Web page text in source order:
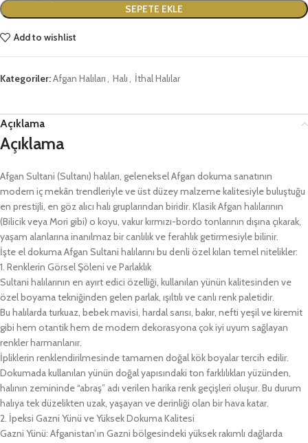
SEPETE EKLE
Add to wishlist
Kategoriler:Afgan Halıları, Halı, İthal Halılar
Açıklama
Açıklama
Afgan Sultani (Sultanı) halıları, geleneksel Afgan dokuma sanatının
modern iç mekân trendleriyle ve üst düzey malzeme kalitesiyle buluştuğu
en prestijli, en göz alıcı halı gruplarından biridir. Klasik Afgan halılarının
(Bilicik veya Mori gibi) o koyu, vakur kırmızı-bordo tonlarının dışına çıkarak,
yaşam alanlarına inanılmaz bir canlılık ve ferahlık getirmesiyle bilinir.
İşte el dokuma Afgan Sultani halılarını bu denli özel kılan temel nitelikler:
1. Renklerin Görsel Şöleni ve Parlaklık
Sultani halılarının en ayırt edici özelliği, kullanılan yünün kalitesinden ve
özel boyama tekniğinden gelen parlak, ışıltılı ve canlı renk paletidir.
Bu halılarda turkuaz, bebek mavisi, hardal sarısı, bakır, nefti yeşil ve kiremit
gibi hem otantik hem de modern dekorasyona çok iyi uyum sağlayan
renkler harmanlanır.
İpliklerin renklendirilmesinde tamamen doğal kök boyalar tercih edilir.
Dokumada kullanılan yünün doğal yapısındaki ton farklılıkları yüzünden,
halının zemininde “abraş” adı verilen harika renk geçişleri oluşur. Bu durum
halıya tek düzelikten uzak, yaşayan ve derinliği olan bir hava katar.
2. İpeksi Gazni Yünü ve Yüksek Dokuma Kalitesi
Gazni Yünü: Afganistan’ın Gazni bölgesindeki yüksek rakımlı dağlarda